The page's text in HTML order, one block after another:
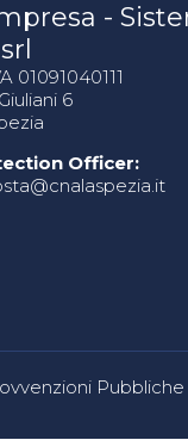
-
01091040111
6
Officer: